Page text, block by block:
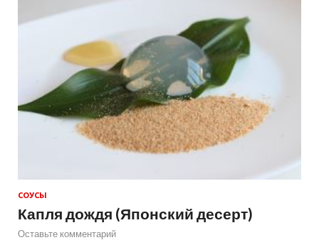
СОУСЫ
Капля дождя (Японский десерт)
Оставьте комментарий